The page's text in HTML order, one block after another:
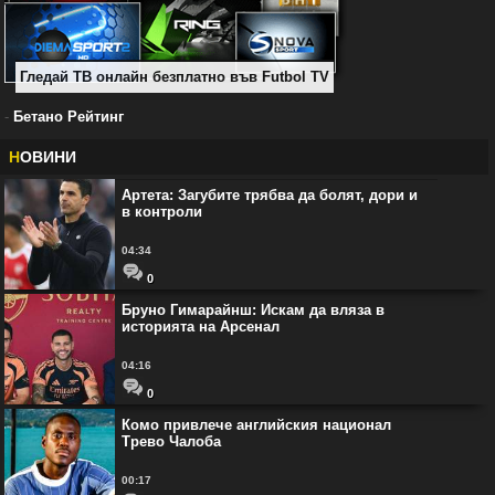
Гледай ТВ онлайн безплатно във Futbol TV
- Бетано Рейтинг
НОВИНИ
Артета: Загубите трябва да болят, дори и
в контроли
04:34
0
Бруно Гимарайнш: Искам да вляза в
историята на Арсенал
04:16
0
Комо привлече английския национал
Трево Чалоба
00:17